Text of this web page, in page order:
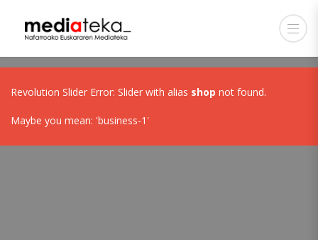
Revolution Slider Error: Slider with alias shop not found.
Maybe you mean: 'business-1'